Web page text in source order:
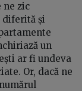
ne zic
diferită și
un
ar fi undeva
Or, dacă ne